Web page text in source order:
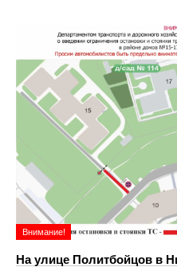
Внимание!
На улице Политбойцов в